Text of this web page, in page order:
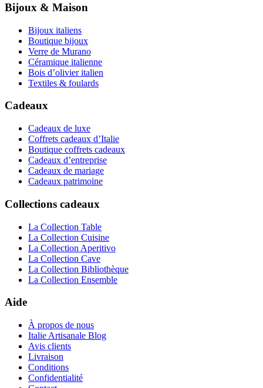
Bijoux & Maison
Bijoux italiens
Boutique bijoux
Verre de Murano
Céramique italienne
Bois d’olivier italien
Textiles & foulards
Cadeaux
Cadeaux de luxe
Coffrets cadeaux d’Italie
Boutique coffrets cadeaux
Cadeaux d’entreprise
Cadeaux de mariage
Cadeaux patrimoine
Collections cadeaux
La Collection Table
La Collection Cuisine
La Collection Aperitivo
La Collection Cave
La Collection Bibliothèque
La Collection Ensemble
Aide
À propos de nous
Italie Artisanale Blog
Avis clients
Livraison
Conditions
Confidentialité